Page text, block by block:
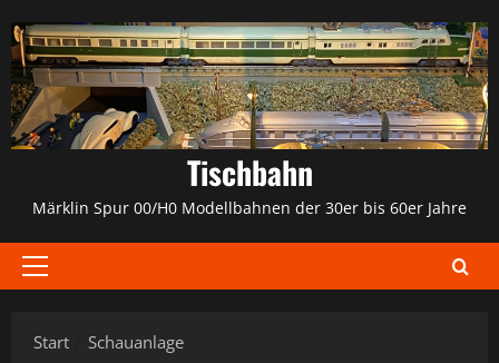
Inhalt
springen
Tischbahn
Märklin Spur 00/H0 Modellbahnen der 30er bis 60er Jahre
Primäres
Start
Schauanlage